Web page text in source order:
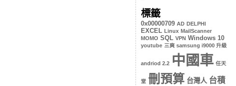
標籤
0x00000709 AD DELPHI
EXCEL Linux MailScanner
MOMO SQL VPN Windows 10
youtube 三爽 samsung i9000 升級
andriod 2.2 中國車 任天
堂 刪預算 台灣人 台積